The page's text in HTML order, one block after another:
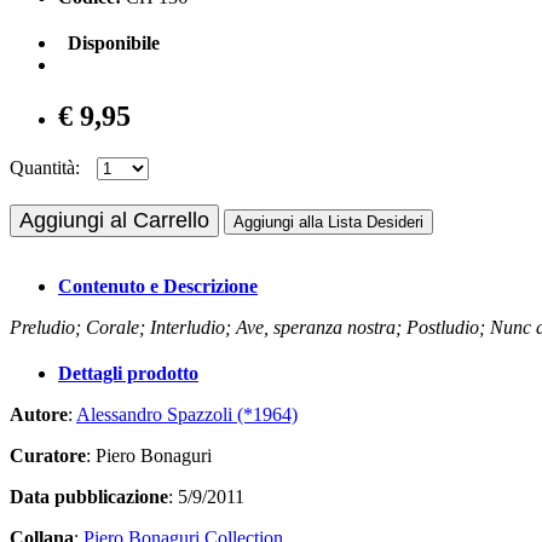
Disponibile
€ 9,95
Quantità:
Aggiungi al Carrello Aggiungi alla Lista Desideri
Contenuto e Descrizione
Preludio; Corale; Interludio; Ave, speranza nostra; Postludio; Nunc
Dettagli prodotto
Autore: Alessandro Spazzoli (*1964)
Curatore: Piero Bonaguri
Data pubblicazione: 5/9/2011
Collana: Piero Bonaguri Collection